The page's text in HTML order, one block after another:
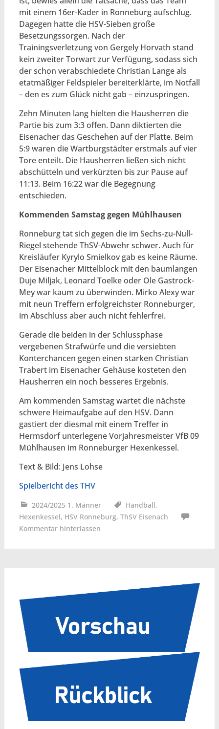
mit einem 16er-Kader in Ronneburg aufschlug.
Dagegen hatte die HSV-Sieben große
Besetzungssorgen. Nach der
Trainingsverletzung von Gergely Horvath stand
kein zweiter Torwart zur Verfügung, sodass sich
der schon verabschiedete Christian Lange als
etatmäßiger Feldspieler bereiterklärte, im Notfall
– den es zum Glück nicht gab – einzuspringen.
Zehn Minuten lang hielten die Hausherren die
Partie bis zum 3:3 offen. Dann diktierten die
Eisenacher das Geschehen auf der Platte. Beim
5:9 waren die Wartburgstädter erstmals auf vier
Tore enteilt. Die Hausherren ließen sich nicht
abschütteln und verkürzten bis zur Pause auf
11:13. Beim 16:22 war die Begegnung
entschieden.
Kommenden Samstag gegen Mühlhausen
Ronneburg tat sich gegen die im Sechs-zu-Null-
Riegel stehende ThSV-Abwehr schwer. Auch für
Kreisläufer Kyrylo Smielkov gab es keine Räume.
Der Eisenacher Mittelblock mit den baumlangen
Duje Miljak, Leonard Toelke oder Ole Gastrock-
Mey war kaum zu überwinden. Mirko Alexy war
mit neun Treffern erfolgreichster Ronneburger,
im Abschluss aber auch nicht fehlerfrei.
Gerade die beiden in der Schlussphase
vergebenen Strafwürfe und die versiebten
Konterchancen gegen einen starken Christian
Trabert im Eisenacher Gehäuse kosteten den
Hausherren ein noch besseres Ergebnis.
Am kommenden Samstag wartet die nächste
schwere Heimaufgabe auf den HSV. Dann
gastiert der diesmal mit einem Treffer in
Hermsdorf unterlegene Vorjahresmeister VfB 09
Mühlhausen im Ronneburger Hexenkessel.
Text & Bild: Jens Lohse
Spielbericht des THV
2024/2025 1. Männer Handball,
Hexenkessel, HSV Ronneburg, ThSV Eisenach
Kommentar hinterlassen